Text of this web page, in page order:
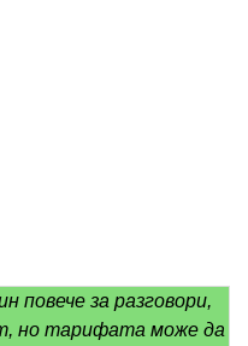
повече за разговори,
но тарифата може да